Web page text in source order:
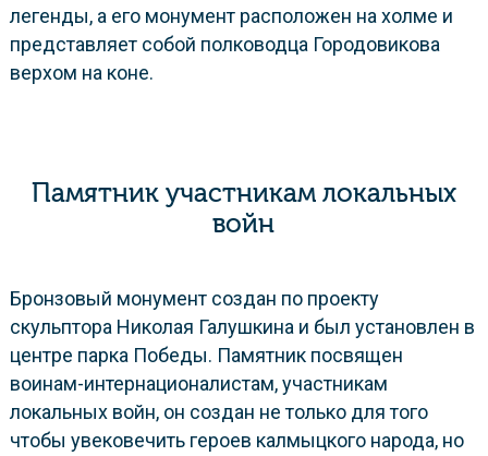
легенды, а его монумент расположен на холме и
представляет собой полководца Городовикова
верхом на коне.
Памятник участникам локальных
войн
Бронзовый монумент создан по проекту
скульптора Николая Галушкина и был установлен в
центре парка Победы. Памятник посвящен
воинам-интернационалистам, участникам
локальных войн, он создан не только для того
чтобы увековечить героев калмыцкого народа, но